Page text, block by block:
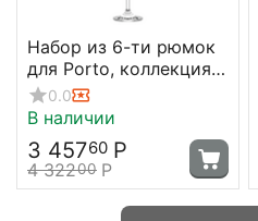
Набор из 6-ти рюмок
для Porto, коллекция
Bar&Liqueur, 104 мл,
D56 мм, H169 мм,
0.0
В наличии
3 45760 Р
4 32200 Р